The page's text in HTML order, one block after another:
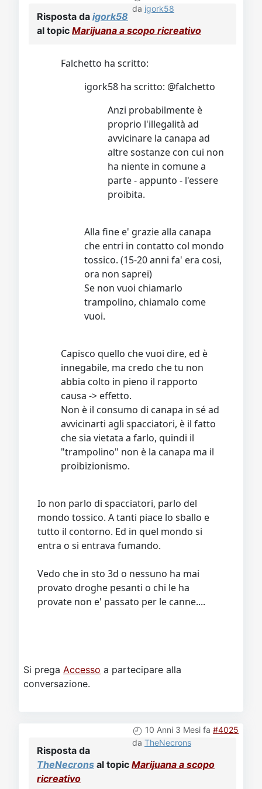
da igork58
Risposta da igork58
al topic Marijuana a scopo ricreativo
Falchetto ha scritto:
igork58 ha scritto: @falchetto
Anzi probabilmente è
proprio l'illegalità ad
avvicinare la canapa ad
altre sostanze con cui non
ha niente in comune a
parte - appunto - l'essere
proibita.
Alla fine e' grazie alla canapa
che entri in contatto col mondo
tossico. (15-20 anni fa' era cosi,
ora non saprei)
Se non vuoi chiamarlo
trampolino, chiamalo come
vuoi.
Capisco quello che vuoi dire, ed è
innegabile, ma credo che tu non
abbia colto in pieno il rapporto
causa -> effetto.
Non è il consumo di canapa in sé ad
avvicinarti agli spacciatori, è il fatto
che sia vietata a farlo, quindi il
"trampolino" non è la canapa ma il
proibizionismo.
Io non parlo di spacciatori, parlo del
mondo tossico. A tanti piace lo sballo e
tutto il contorno. Ed in quel mondo si
entra o si entrava fumando.
Vedo che in sto 3d o nessuno ha mai
provato droghe pesanti o chi le ha
provate non e' passato per le canne....
Si prega Accesso a partecipare alla
conversazione.
10 Anni 3 Mesi fa #4025
da TheNecrons
Risposta da
TheNecrons al topic Marijuana a scopo
ricreativo